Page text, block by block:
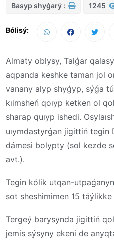
Basyp shyǵarý : 1245
Bólisý:
Almaty oblysy, Talǵar
aqpanda keshke taman jol
vanany alyp shyǵyp, sýǵa
kıimsheń qoıyp ketken ol
sharap quıyp ishedi.
uıymdastyrǵan jigittiń tegin
dámesi bolypty (sol kezde
avt.).
Tegin kólik utqan-
sot sheshimimen 15
Tergeý barysynda jigittiń
jemis sýsyny ekeni de